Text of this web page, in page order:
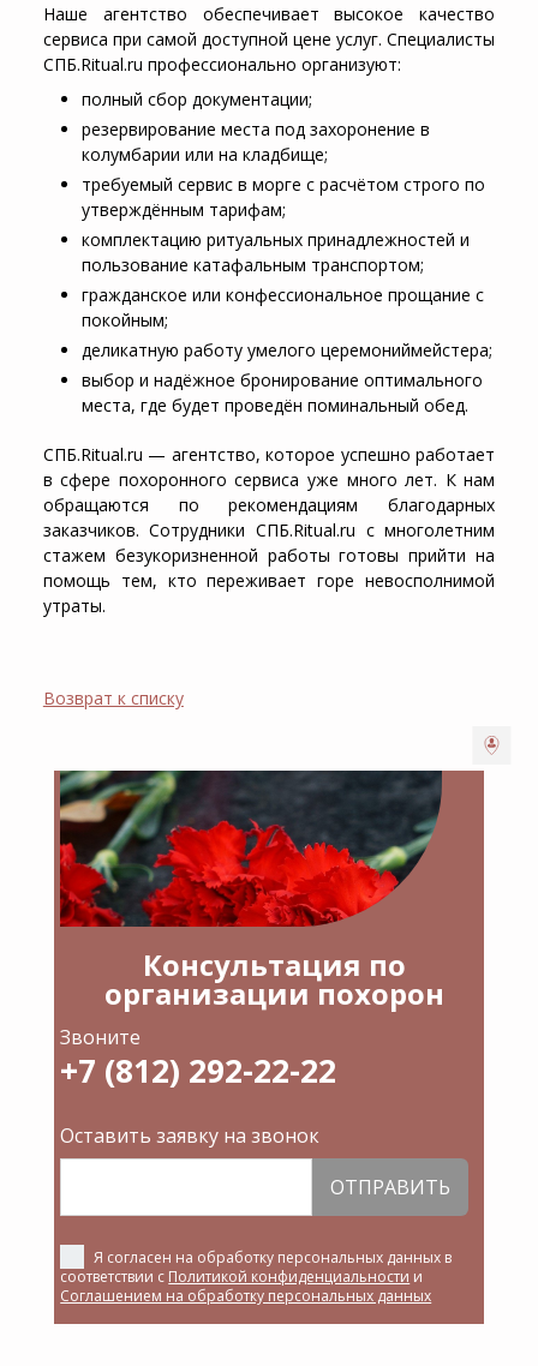
Наше агентство обеспечивает высокое качество
сервиса при самой доступной цене услуг. Специалисты
СПБ.Ritual.ru профессионально организуют:
полный сбор документации;
резервирование места под захоронение в
колумбарии или на кладбище;
требуемый сервис в морге с расчётом строго по
утверждённым тарифам;
комплектацию ритуальных принадлежностей и
пользование катафальным транспортом;
гражданское или конфессиональное прощание с
покойным;
деликатную работу умелого церемониймейстера;
выбор и надёжное бронирование оптимального
места, где будет проведён поминальный обед.
СПБ.Ritual.ru — агентство, которое успешно работает
в сфере похоронного сервиса уже много лет. К нам
обращаются по рекомендациям благодарных
заказчиков. Сотрудники СПБ.Ritual.ru с многолетним
стажем безукоризненной работы готовы прийти на
помощь тем, кто переживает горе невосполнимой
утраты.
Возврат к списку
Консультация по
организации похорон
Звоните
+7 (812) 292-22-22
Оставить заявку на звонок
ОТПРАВИТЬ
Я согласен на обработку персональных данных в
соответствии с Политикой конфиденциальности и
Соглашением на обработку персональных данных